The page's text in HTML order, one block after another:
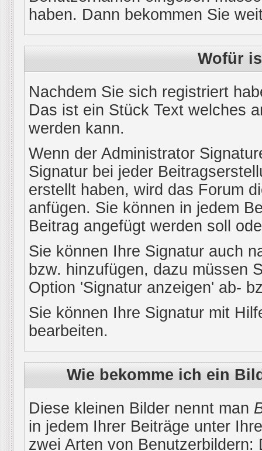
haben. Dann bekommen Sie
Wofür
Nachdem Sie sich registriert
Das ist ein Stück Text welches
werden kann.
Wenn der Administrator
Signatur bei jeder
erstellt haben, wird das Forum
anfügen. Sie können in jedem
Beitrag angefügt werden soll
Sie können Ihre Signatur auch
bzw. hinzufügen, dazu müssen
Option 'Signatur anzeigen' ab-
Sie können Ihre Signatur mit
bearbeiten.
Wie bekomme ich ein
Diese kleinen Bilder nennt man
in jedem Ihrer Beiträge unter
zwei Arten von